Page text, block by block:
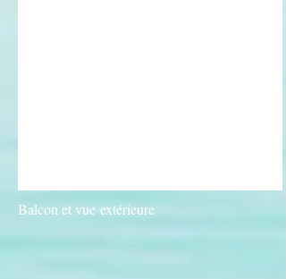
Balcon et vue extérieure